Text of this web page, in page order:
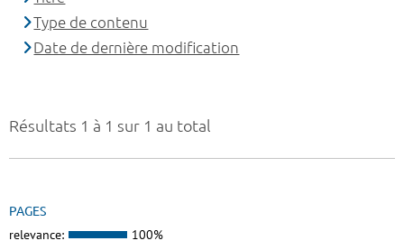
Résultats 1 à 1 sur 1 au total
PAGES
relevance: 100%
Type de contenu
Date de dernière modification